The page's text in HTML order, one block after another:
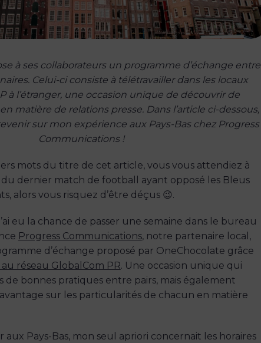
à ses collaborateurs un programme d’échange entre
Celui-ci consiste à télétravailler dans les locaux
à l’étranger, une occasion unique de découvrir de
matière de relations presse. Dans l’article ci-dessous,
sur mon expérience aux Pays-Bas chez Progress
Communications !
mots du titre de cet article, vous vous attendiez à
dernier match de football ayant opposé les Bleus
alors vous risquez d’être déçus 😉.
eu la chance de passer une semaine dans le bureau
Progress Communications, notre partenaire local,
d’échange proposé par OneChocolate grâce
réseau GlobalCom PR. Une occasion unique qui
de bonnes pratiques entre pairs, mais également
sur les particularités de chacun en matière
aux Pays-Bas, mon seul apriori concernait les horaires